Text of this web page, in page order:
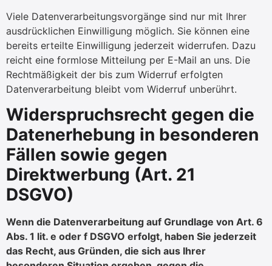
Viele Datenverarbeitungsvorgänge sind nur mit Ihrer
ausdrücklichen Einwilligung möglich. Sie können eine
bereits erteilte Einwilligung jederzeit widerrufen. Dazu
reicht eine formlose Mitteilung per E-Mail an uns. Die
Rechtmäßigkeit der bis zum Widerruf erfolgten
Datenverarbeitung bleibt vom Widerruf unberührt.
Widerspruchsrecht gegen die
Datenerhebung in besonderen
Fällen sowie gegen
Direktwerbung (Art. 21
DSGVO)
Wenn die Datenverarbeitung auf Grundlage von Art. 6
Abs. 1 lit. e oder f DSGVO erfolgt, haben Sie jederzeit
das Recht, aus Gründen, die sich aus Ihrer